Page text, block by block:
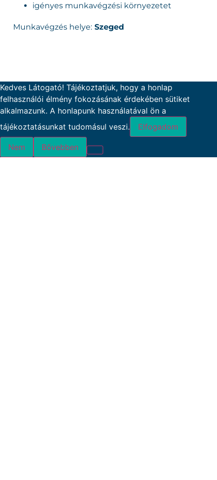
igényes munkavégzési környezetet
Munkavégzés helye:Szeged
Kedves Látogató! Tájékoztatjuk, hogy a honlap
felhasználói élmény fokozásának érdekében sütiket
alkalmazunk. A honlapunk használatával ön a
tájékoztatásunkat tudomásul veszi.
Elfogadom
Nem Bővebben